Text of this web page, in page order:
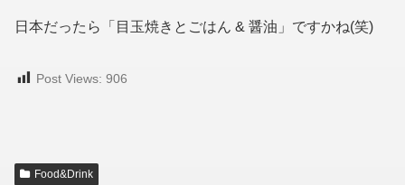
日本だったら「目玉焼きとごはん & 醤油」ですかね(笑)
Post Views: 906
Food&Drink